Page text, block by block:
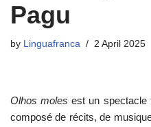
Pagu
by Linguafranca 2 April 2025
Olhos moles est un spectacle
composé de récits, de